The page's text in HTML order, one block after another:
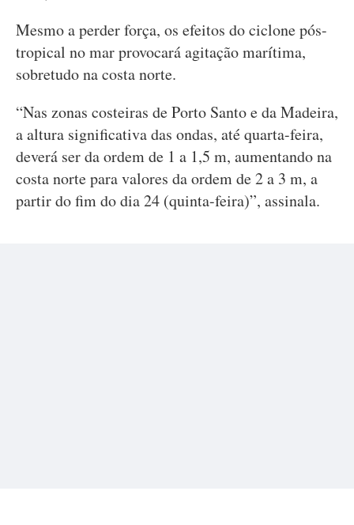
Mesmo a perder força, os efeitos do ciclone pós-
tropical no mar provocará agitação marítima,
sobretudo na costa norte.
“Nas zonas costeiras de Porto Santo e da Madeira,
a altura significativa das ondas, até quarta-feira,
deverá ser da ordem de 1 a 1,5 m, aumentando na
costa norte para valores da ordem de 2 a 3 m, a
partir do fim do dia 24 (quinta-feira)”, assinala.